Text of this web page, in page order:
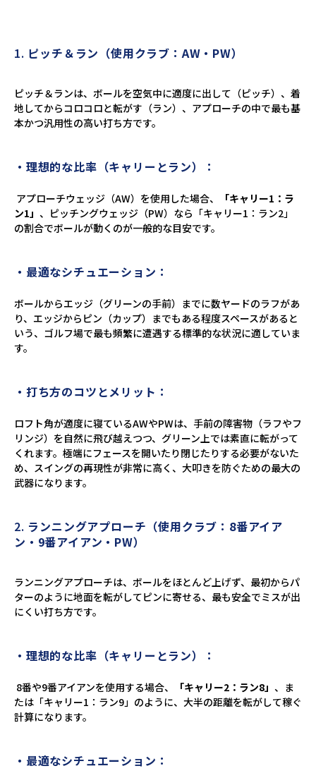
1. ピッチ＆ラン（使用クラブ：AW・PW）
ピッチ＆ランは、ボールを空気中に適度に出して（ピッチ）、着
地してからコロコロと転がす（ラン）、アプローチの中で最も基
本かつ汎用性の高い打ち方です。
・理想的な比率（キャリーとラン）：
アプローチウェッジ（AW）を使用した場合、
「キャリー1：ラ
ン1」 、ピッチングウェッジ（PW）なら「キャリー1：ラン2」
の割合でボールが動くのが一般的な目安です。
・最適なシチュエーション：
ボールからエッジ（グリーンの手前）までに数ヤードのラフがあ
り、エッジからピン（カップ）までもある程度スペースがあると
いう、ゴルフ場で最も頻繁に遭遇する標準的な状況に適していま
す。
・打ち方のコツとメリット：
ロフト角が適度に寝ているAWやPWは、手前の障害物（ラフやフ
リンジ）を自然に飛び越えつつ、グリーン上では素直に転がって
くれます。極端にフェースを開いたり閉じたりする必要がないた
め、スイングの再現性が非常に高く、大叩きを防ぐための最大の
武器になります。
2. ランニングアプローチ（使用クラブ：8番アイア
ン・9番アイアン・PW）
ランニングアプローチは、ボールをほとんど上げず、最初からパ
ターのように地面を転がしてピンに寄せる、最も安全でミスが出
にくい打ち方です。
・理想的な比率（キャリーとラン）：
8番や9番アイアンを使用する場合、 「キャリー2：ラン8」 、ま
たは「キャリー1：ラン9」のように、大半の距離を転がして稼ぐ
計算になります。
・最適なシチュエーション：